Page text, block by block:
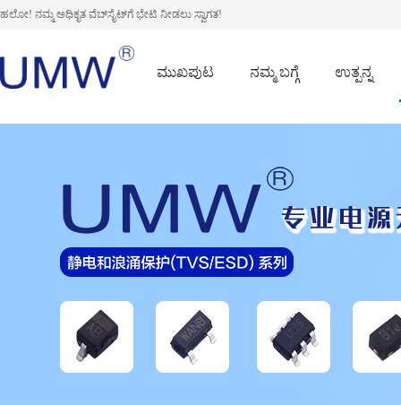
ಹಲೋ! ನಮ್ಮ ಅಧಿಕೃತ ವೆಬ್‌ಸೈಟ್‌ಗೆ ಭೇಟಿ ನೀಡಲು ಸ್ವಾಗತ!
ಮುಖಪುಟ ನಮ್ಮ ಬಗ್ಗೆ ಉತ್ಪನ್ನ